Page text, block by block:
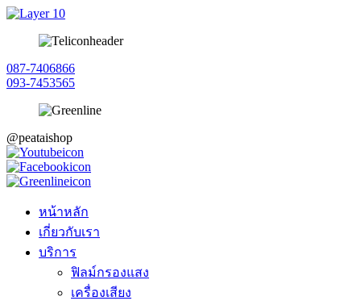
Skip
content
087-7406866
093-7453565
@peataishop
หน้าหลัก
เกี่ยวกับเรา
บริการ
ฟิลม์กรองแสง
เครื่องเสียง